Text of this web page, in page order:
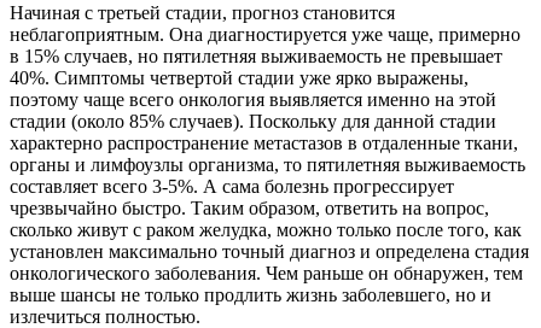
Начиная с третьей стадии, прогноз становится
неблагоприятным. Она диагностируется уже чаще, примерно
в 15% случаев, но пятилетняя выживаемость не превышает
40%. Симптомы четвертой стадии уже ярко выражены,
поэтому чаще всего онкология выявляется именно на этой
стадии (около 85% случаев). Поскольку для данной стадии
характерно распространение метастазов в отдаленные ткани,
органы и лимфоузлы организма, то пятилетняя выживаемость
составляет всего 3-5%. А сама болезнь прогрессирует
чрезвычайно быстро. Таким образом, ответить на вопрос,
сколько живут с раком желудка, можно только после того, как
установлен максимально точный диагноз и определена стадия
онкологического заболевания. Чем раньше он обнаружен, тем
выше шансы не только продлить жизнь заболевшего, но и
излечиться полностью.